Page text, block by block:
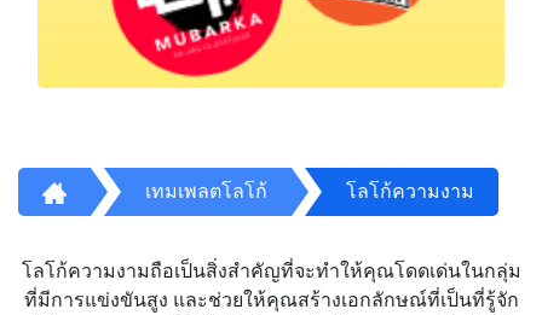
เทมเพลตโลโก้ โลโก้ความงาม
โลโก้ความงามถือเป็นสิ่งสำคัญที่จะทำให้คุณโดดเด่นในกลุ่ม
ที่มีการแข่งขันสูง และช่วยให้คุณสร้างเอกลักษณ์ที่เป็นที่รู้จัก